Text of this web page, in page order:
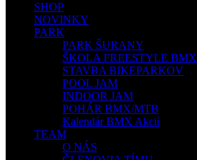
SHOP
NOVINKY
PARK
PARK ŠURANY
ŠKOLA FREESTYLE BMX
STAVBA BIKEPARKOV
POOL JAM
INDOOR JAM
POHÁR BMX/MTB
Kalendár BMX Akcií
TEAM
O NÁS